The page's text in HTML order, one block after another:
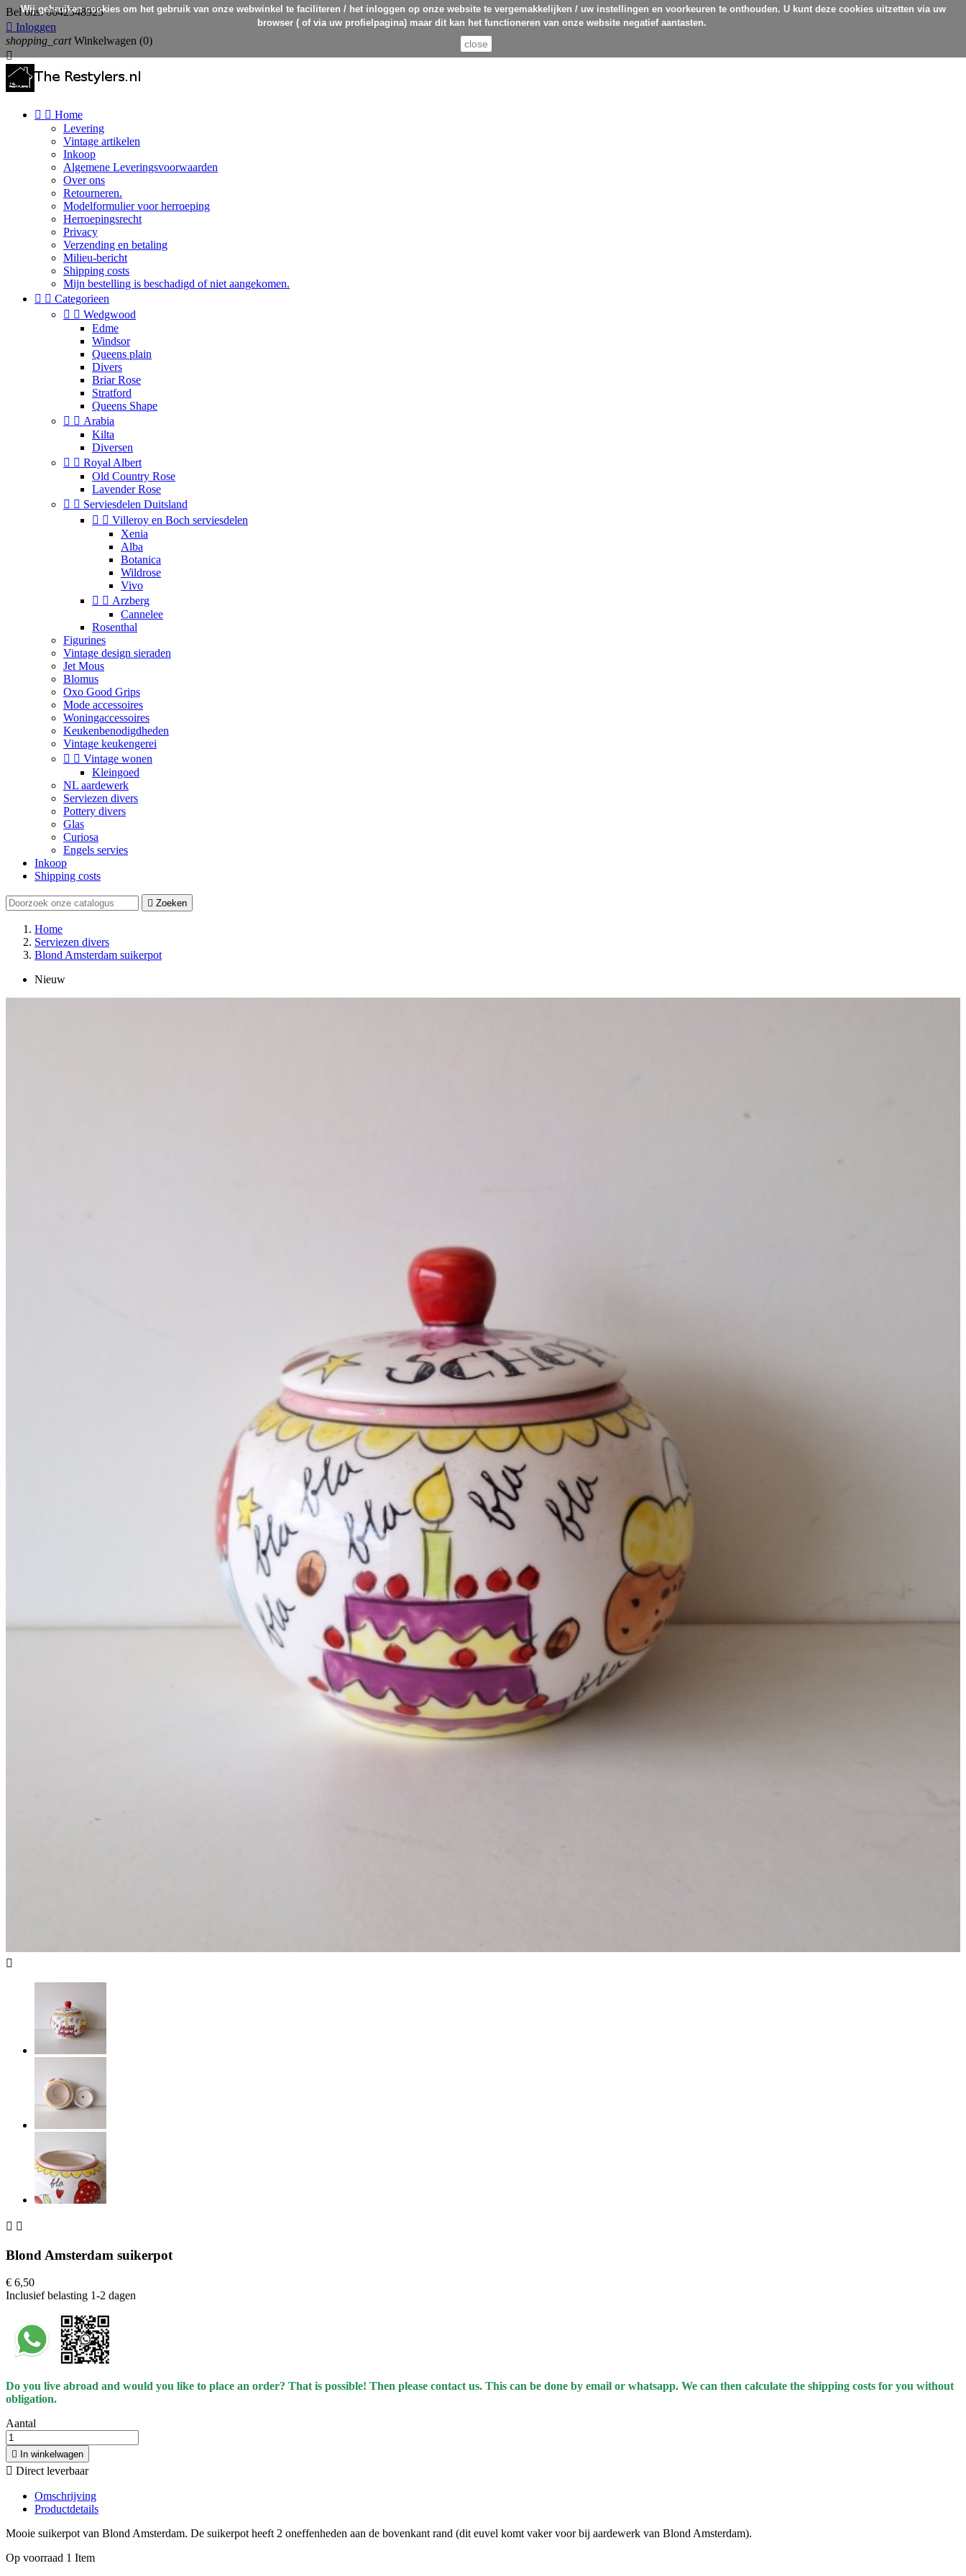
Bel ons:0642548925
 Inloggen
shopping_cart Winkelwagen (0)

  Home
Levering
Vintage artikelen
Inkoop
Algemene Leveringsvoorwaarden
Over ons
Retourneren.
Modelformulier voor herroeping
Herroepingsrecht
Privacy
Verzending en betaling
Milieu-bericht
Shipping costs
Mijn bestelling is beschadigd of niet aangekomen.
  Categorieen
  Wedgwood
Edme
Windsor
Queens plain
Divers
Briar Rose
Stratford
Queens Shape
  Arabia
Kilta
Diversen
  Royal Albert
Old Country Rose
Lavender Rose
  Serviesdelen Duitsland
  Villeroy en Boch serviesdelen
Xenia
Alba
Botanica
Wildrose
Vivo
  Arzberg
Cannelee
Rosenthal
Figurines
Vintage design sieraden
Jet Mous
Blomus
Oxo Good Grips
Mode accessoires
Woningaccessoires
Keukenbenodigdheden
Vintage keukengerei
  Vintage wonen
Kleingoed
NL aardewerk
Serviezen divers
Pottery divers
Glas
Curiosa
Engels servies
Inkoop
Shipping costs
 Zoeken
Home
Serviezen divers
Blond Amsterdam suikerpot
Nieuw

 
Blond Amsterdam suikerpot
€ 6,50
Inclusief belasting 1-2 dagen
Do you live abroad and would you like to place an order? That is possible! Then please contact us. This can be done by email or whatsapp. We can then calculate the shipping costs for you without
obligation.
Aantal
 In winkelwagen
 Direct leverbaar
Omschrijving
Productdetails
Mooie suikerpot van Blond Amsterdam. De suikerpot heeft 2 oneffenheden aan de bovenkant rand (dit euvel komt vaker voor bij aardewerk van Blond Amsterdam).
Op voorraad 1 Item
Wij gebruiken cookies om het gebruik van onze webwinkel te faciliteren / het inloggen op onze website te vergemakkelijken / uw instellingen en voorkeuren te onthouden. U kunt deze cookies uitzetten via uw
browser ( of via uw profielpagina) maar dit kan het functioneren van onze website negatief aantasten.
close